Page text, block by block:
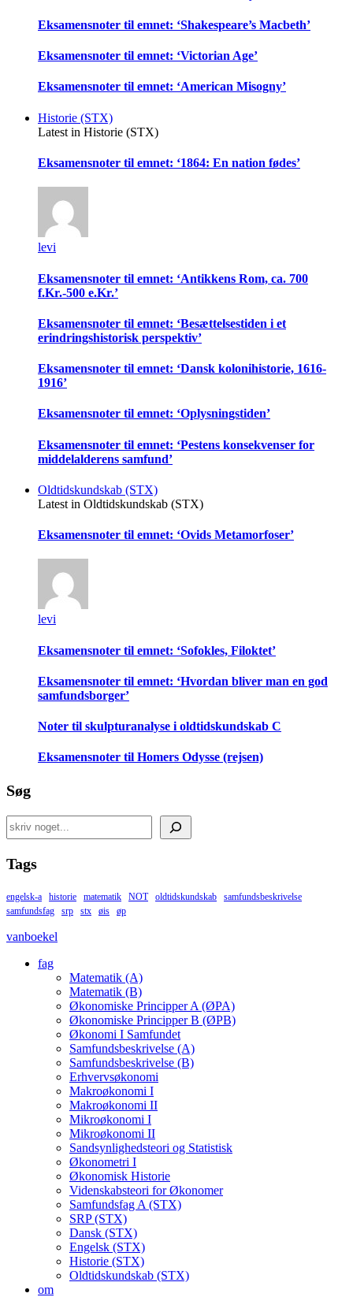
Eksamensnoter til emnet: ‘Shakespeare’s Macbeth’
Eksamensnoter til emnet: ‘Victorian Age’
Eksamensnoter til emnet: ‘American Misogny’
Historie (STX)
Latest in Historie (STX)
Eksamensnoter til emnet: ‘1864: En nation fødes’
levi
Eksamensnoter til emnet: ‘Antikkens Rom, ca. 700
f.Kr.-500 e.Kr.’
Eksamensnoter til emnet: ‘Besættelsestiden i et
erindringshistorisk perspektiv’
Eksamensnoter til emnet: ‘Dansk kolonihistorie, 1616-
1916’
Eksamensnoter til emnet: ‘Oplysningstiden’
Eksamensnoter til emnet: ‘Pestens konsekvenser for
middelalderens samfund’
Oldtidskundskab (STX)
Latest in Oldtidskundskab (STX)
Eksamensnoter til emnet: ‘Ovids Metamorfoser’
levi
Eksamensnoter til emnet: ‘Sofokles, Filoktet’
Eksamensnoter til emnet: ‘Hvordan bliver man en god
samfundsborger’
Noter til skulpturanalyse i oldtidskundskab C
Eksamensnoter til Homers Odysse (rejsen)
Søg
Search
Tags
engelsk-a historie matematik NOT oldtidskundskab
samfundsbeskrivelse
samfundsfag
srp stx øis øp
vanboekel
fag
Matematik (A)
Matematik (B)
Økonomiske Principper A (ØPA)
Økonomiske Principper B (ØPB)
Økonomi I Samfundet
Samfundsbeskrivelse (A)
Samfundsbeskrivelse (B)
Erhvervsøkonomi
Makroøkonomi I
Makroøkonomi II
Mikroøkonomi I
Mikroøkonomi II
Sandsynlighedsteori og Statistisk
Økonometri I
Økonomisk Historie
Videnskabsteori for Økonomer
Samfundsfag A (STX)
SRP (STX)
Dansk (STX)
Engelsk (STX)
Historie (STX)
Oldtidskundskab (STX)
om